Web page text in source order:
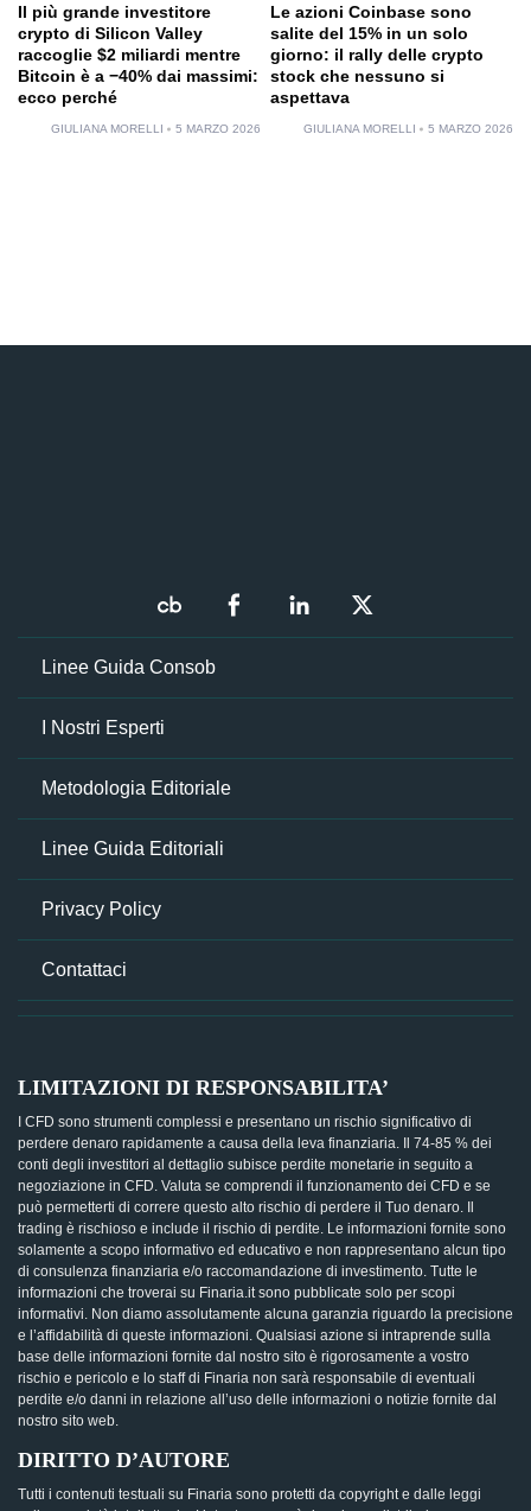
Il più grande investitore
crypto di Silicon Valley
raccoglie $2 miliardi mentre
Bitcoin è a −40% dai massimi:
ecco perché
GIULIANA MORELLI 5 MARZO 2026
Le azioni Coinbase sono
salite del 15% in un solo
giorno: il rally delle crypto
stock che nessuno si
aspettava
GIULIANA MORELLI 5 MARZO 2026
Linee Guida Consob
I Nostri Esperti
Metodologia Editoriale
Linee Guida Editoriali
Privacy Policy
Contattaci
LIMITAZIONI DI RESPONSABILITA’
I CFD sono strumenti complessi e presentano un rischio significativo di
perdere denaro rapidamente a causa della leva finanziaria. Il 74-85 % dei
conti degli investitori al dettaglio subisce perdite monetarie in seguito a
negoziazione in CFD. Valuta se comprendi il funzionamento dei CFD e se
può permetterti di correre questo alto rischio di perdere il Tuo denaro. Il
trading è rischioso e include il rischio di perdite. Le informazioni fornite sono
solamente a scopo informativo ed educativo e non rappresentano alcun tipo
di consulenza finanziaria e/o raccomandazione di investimento. Tutte le
informazioni che troverai su Finaria.it sono pubblicate solo per scopi
informativi. Non diamo assolutamente alcuna garanzia riguardo la precisione
e l’affidabilità di queste informazioni. Qualsiasi azione si intraprende sulla
base delle informazioni fornite dal nostro sito è rigorosamente a vostro
rischio e pericolo e lo staff di Finaria non sarà responsabile di eventuali
perdite e/o danni in relazione all’uso delle informazioni o notizie fornite dal
nostro sito web.
DIRITTO D’AUTORE
Tutti i contenuti testuali su Finaria sono protetti da copyright e dalle leggi